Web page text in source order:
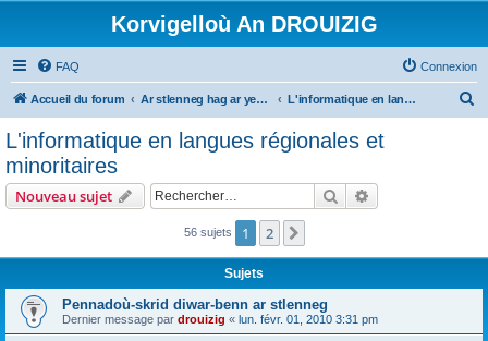
Korvigelloù An DROUIZIG
FAQ Connexion
Accueil du forum Ar stlenneg hag ar yezhoù bihan er bed a-bezh L'informatique en langues régionales et minoritaires
c
r
L'informatique en langues régionales et
minoritaires
Nouveau sujet Rechercher
56 sujets 1 2
Sujets
Pennadoù-skrid diwar-benn ar stlenneg
Dernier message par drouizig « lun. févr. 01, 2010 3:31 pm